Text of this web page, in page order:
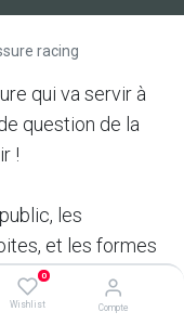
0
Wishlist Compte
racing
qui va servir à
question de la
!
les
et les formes
donc surtout le
primordial.